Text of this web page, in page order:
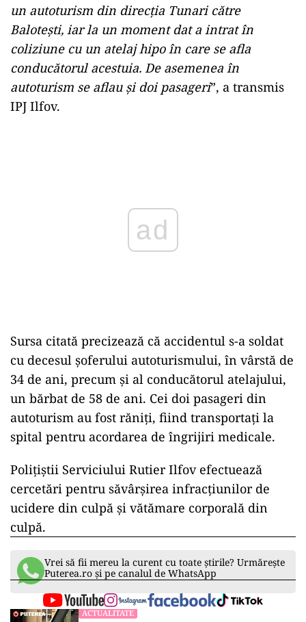
un autoturism din direcţia Tunari către
Baloteşti, iar la un moment dat a intrat în
coliziune cu un atelaj hipo în care se afla
conducătorul acestuia. De asemenea în
autoturism se aflau şi doi pasageri”, a transmis
IPJ Ilfov.
Sursa citată precizează că accidentul s-a soldat
cu decesul şoferului autoturismului, în vârstă de
34 de ani, precum şi al conducătorul atelajului,
un bărbat de 58 de ani. Cei doi pasageri din
autoturism au fost răniţi, fiind transportaţi la
spital pentru acordarea de îngrijiri medicale.
Poliţiştii Serviciului Rutier Ilfov efectuează
cercetări pentru săvârşirea infracţiunilor de
ucidere din culpă şi vătămare corporală din
culpă.
Vrei să fii mereu la curent cu toate știrile? Urmărește
Puterea.ro și pe canalul de WhatsApp
ACTUALITATE